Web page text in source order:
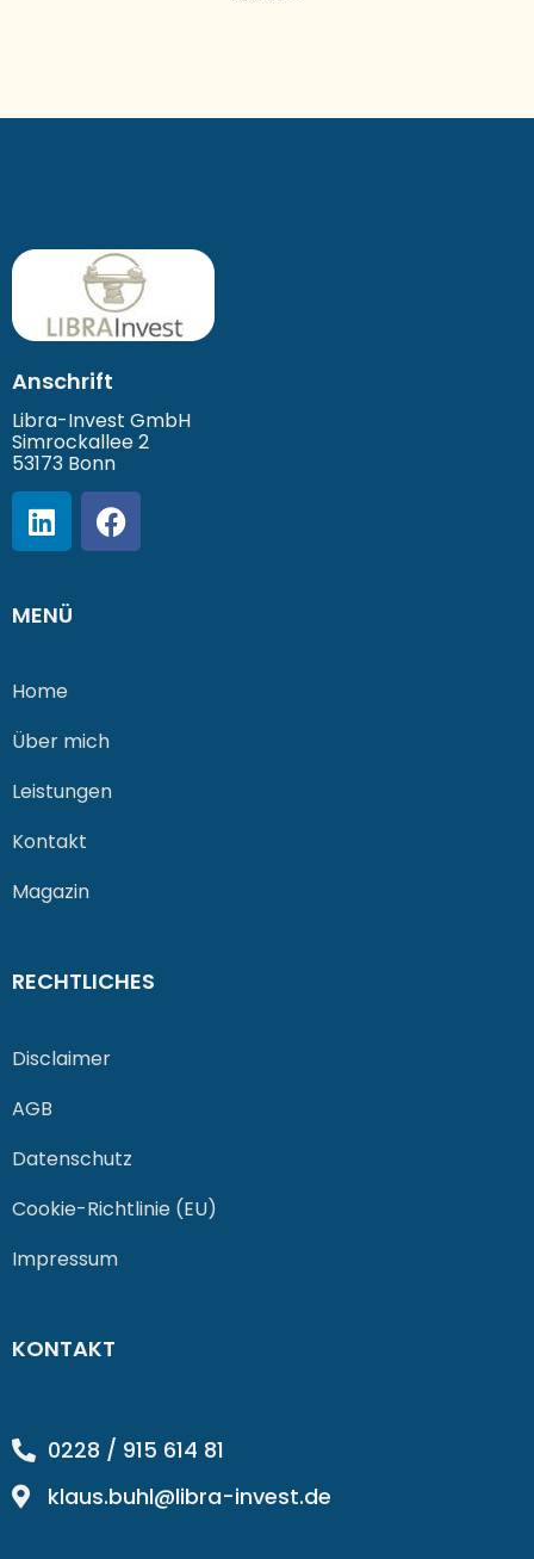
Anschrift
Libra-Invest GmbH
Simrockallee 2
53173 Bonn
MENÜ
Home
Über mich
Leistungen
Kontakt
Magazin
RECHTLICHES
Disclaimer
AGB
Datenschutz
Cookie-Richtlinie (EU)
Impressum
KONTAKT
0228 / 915 614 81
klaus.buhl@libra-invest.de